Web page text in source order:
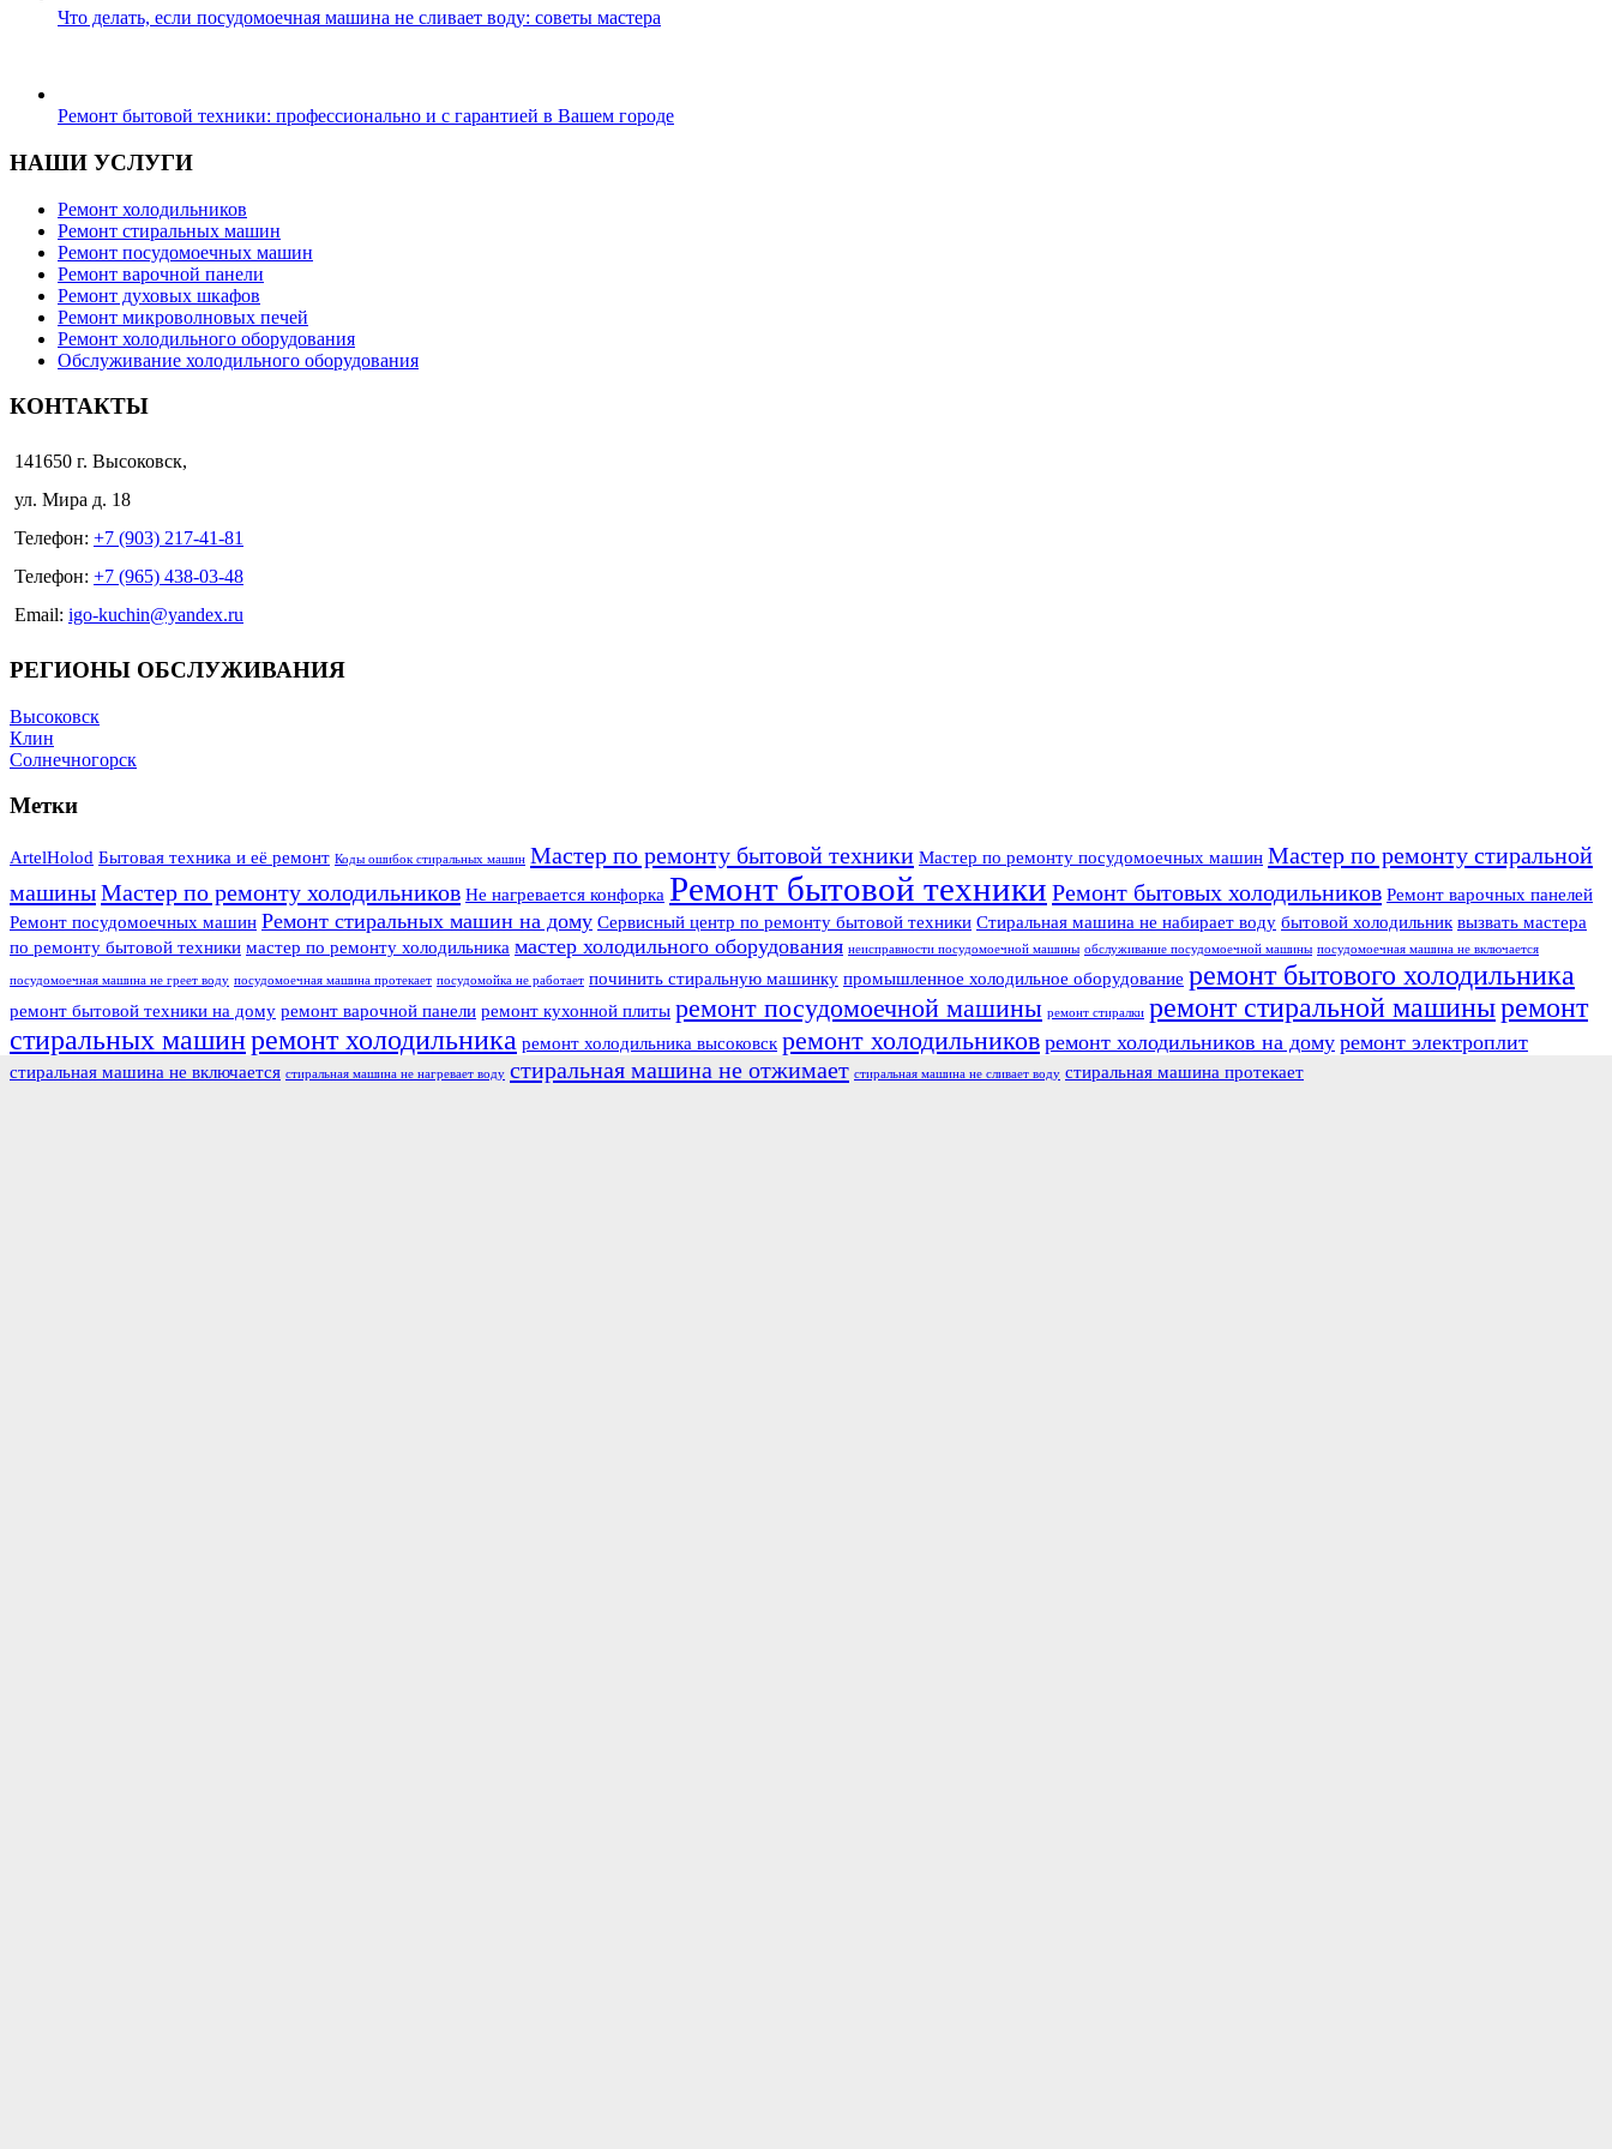
Что делать, если посудомоечная машина не сливает воду: советы мастера
Ремонт бытовой техники: профессионально и с гарантией в Вашем городе
НАШИ УСЛУГИ
Ремонт холодильников
Ремонт стиральных машин
Ремонт посудомоечных машин
Ремонт варочной панели
Ремонт духовых шкафов
Ремонт микроволновых печей
Ремонт холодильного оборудования
Обслуживание холодильного оборудования
КОНТАКТЫ
141650 г. Высоковск,
ул. Мира д. 18
Телефон: +7 (903) 217-41-81
Телефон: +7 (965) 438-03-48
Email: igo-kuchin@yandex.ru
РЕГИОНЫ ОБСЛУЖИВАНИЯ
Высоковск
Клин
Солнечногорск
Метки
ArtelHolod Бытовая техника и её ремонт Коды ошибок стиральных машин Мастер по ремонту бытовой техники Мастер по ремонту посудомоечных машин Мастер по ремонту стиральной
машиныМастер по ремонту холодильников Не нагревается конфорка Ремонт бытовой техники Ремонт бытовых холодильников Ремонт варочных панелей
Ремонт посудомоечных машин Ремонт стиральных машин на дому Сервисный центр по ремонту бытовой техники Стиральная машина не набирает воду бытовой холодильник вызвать мастера
по ремонту бытовой техники мастер по ремонту холодильника мастер холодильного оборудования неисправности посудомоечной машины обслуживание посудомоечной машины посудомоечная машина не включается
посудомоечная машина не греет воду посудомоечная машина протекает посудомойка не работает починить стиральную машинку промышленное холодильное оборудование ремонт бытового холодильника
ремонт бытовой техники на дому ремонт варочной панели ремонт кухонной плиты ремонт посудомоечной машины ремонт стиралки ремонт стиральной машиныремонт
стиральных машинремонт холодильника ремонт холодильника высоковск ремонт холодильников ремонт холодильников на дому ремонт электроплит
стиральная машина не включается стиральная машина не нагревает воду стиральная машина не отжимает стиральная машина не сливает воду стиральная машина протекает